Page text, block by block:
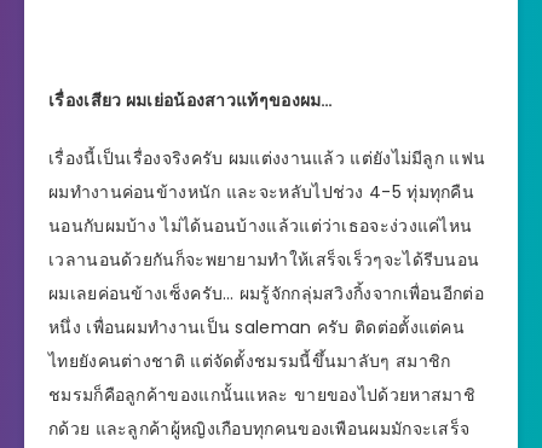
เรื่องเสียว ผมเย่อน้องสาวแท้ๆของผม…
เรื่องนี้เป็นเรื่องจริงครับ ผมแต่งงานแล้ว แต่ยังไม่มีลูก แฟน
ผมทำงานค่อนข้างหนัก และจะหลับไปช่วง 4-5 ทุ่มทุกคืน
นอนกับผมบ้าง ไม่ได้นอนบ้างแล้วแต่ว่าเธอจะง่วงแค่ไหน
เวลานอนด้วยกันก็จะพยายามทำให้เสร็จเร็วๆจะได้รีบนอน
ผมเลยค่อนข้างเซ็งครับ… ผมรู้จักกลุ่มสวิงกิ้งจากเพื่อนอีกต่อ
หนึ่ง เพื่อนผมทำงานเป็น saleman ครับ ติดต่อตั้งแต่คน
ไทยยังคนต่างชาติ แต่จัดตั้งชมรมนี้ขึ้นมาลับๆ สมาชิก
ชมรมก็คือลูกค้าของแกนั้นแหละ ขายของไปด้วยหาสมาชิ
กด้วย และลูกค้าผู้หญิงเกือบทุกคนของเพือนผมมักจะเสร็จ